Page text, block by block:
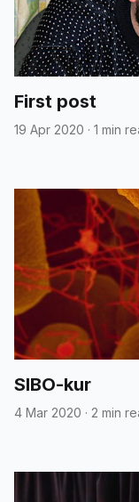
First post
19 Apr 2020 · 1 min
SIBO-kur
4 Mar 2020 · 2 min